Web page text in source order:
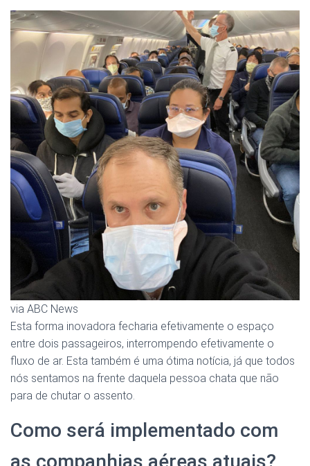
via ABC News
Esta forma inovadora fecharia efetivamente o espaço
entre dois passageiros, interrompendo efetivamente o
fluxo de ar. Esta também é uma ótima notícia, já que todos
nós sentamos na frente daquela pessoa chata que não
para de chutar o assento.
Como será implementado com